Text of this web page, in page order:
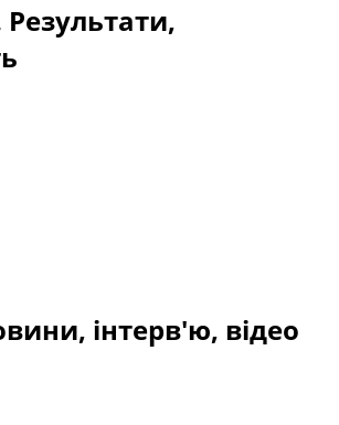
Результати,
інтерв'ю, відео